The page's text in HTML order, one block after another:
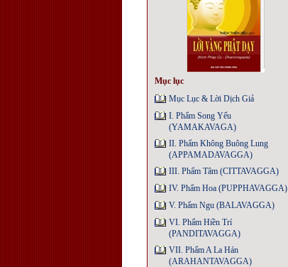
Mục lục
Mục Lục & Lời Dịch Giả
I. Phẩm Song Yếu
(YAMAKAVAGA)
II. Phẩm Không Buông Lung
(APPAMADAVAGGA)
III. Phẩm Tâm (CITTAVAGGA)
IV. Phẩm Hoa (PUPPHAVAGGA)
V. Phẩm Ngu (BALAVAGGA)
VI. Phẩm Hiền Trí
(PANDITAVAGGA)
VII. Phẩm A La Hán
(ARAHANTAVAGGA)